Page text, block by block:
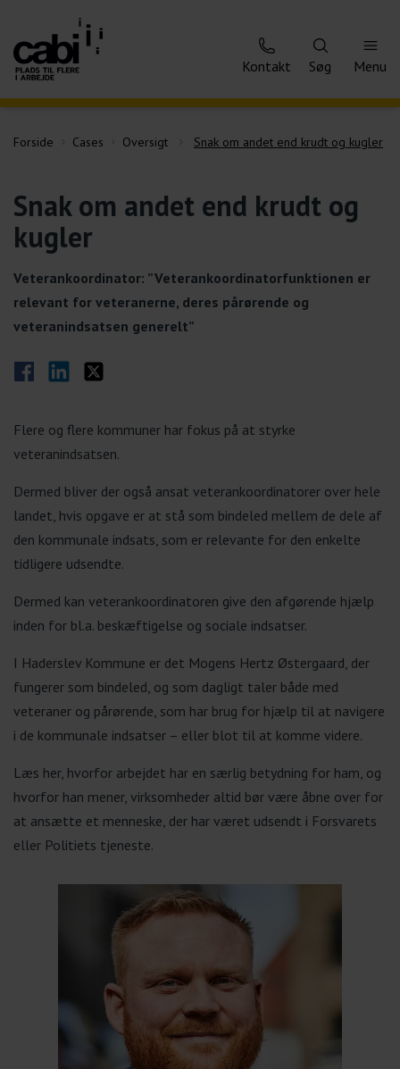
Kontakt Søg Menu
Forside Cases Oversigt Snak om andet end krudt og kugler
Snak om andet end krudt og
kugler
Veterankoordinator: ”Veterankoordinatorfunktionen er
relevant for veteranerne, deres pårørende og
veteranindsatsen generelt”
Del på Facebook
Del på LinkedIn
Del på Twitter
Flere og flere kommuner har fokus på at styrke
veteranindsatsen.
Dermed bliver der også ansat veterankoordinatorer over hele
landet, hvis opgave er at stå som bindeled mellem de dele af
den kommunale indsats, som er relevante for den enkelte
tidligere udsendte.
Dermed kan veterankoordinatoren give den afgørende hjælp
inden for bl.a. beskæftigelse og sociale indsatser.
I Haderslev Kommune er det Mogens Hertz Østergaard, der
fungerer som bindeled, og som dagligt taler både med
veteraner og pårørende, som har brug for hjælp til at navigere
i de kommunale indsatser – eller blot til at komme videre.
Læs her, hvorfor arbejdet har en særlig betydning for ham, og
hvorfor han mener, virksomheder altid bør være åbne over for
at ansætte et menneske, der har været udsendt i Forsvarets
eller Politiets tjeneste.